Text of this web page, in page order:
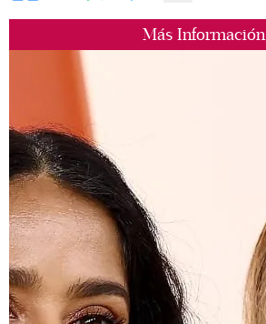
Más Información